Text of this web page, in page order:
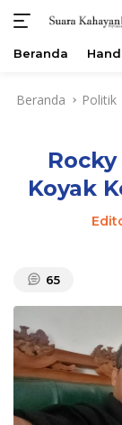
Beranda
Beranda Politik
Koyak
65